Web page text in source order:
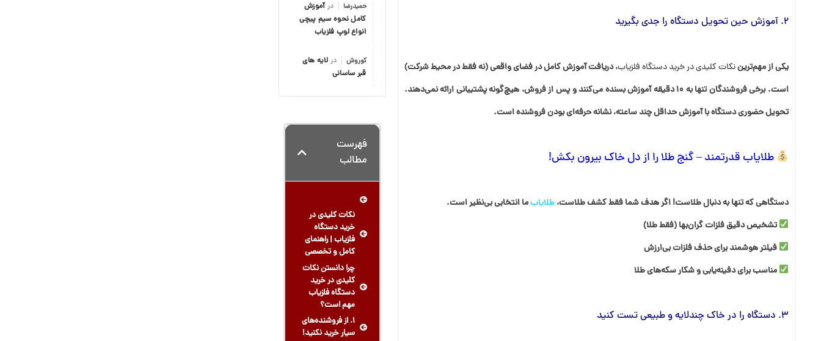
2. آموزش حین تحویل دستگاه را جدی بگیرید
یکی از مهم‌تریننکات کلیدی در خرید دستگاه فلزیاب، دریافت آموزش کامل در فضای واقعی (نه فقط در محیط شرکت)
است. برخی فروشندگان تنها به 10 دقیقه آموزش بسنده می‌کنند و پس از فروش، هیچ‌گونه پشتیبانی ارائه نمی‌دهند.
تحویل حضوری دستگاه با آموزش حداقل چند ساعته، نشانه حرفه‌ای بودن فروشنده است.
طلایاب قدرتمند – گنج طلا را از دل خاک بیرون بکش!
دستگاهی که تنها به دنبال طلاست! اگر هدف شما فقط کشف طلاست،طلایابما انتخابی بی‌نظیر است.
تشخیص دقیق فلزات گران‌بها (فقط طلا)
فیلتر هوشمند برای حذف فلزات بی‌ارزش
مناسب برای دفینه‌یابی و شکار سکه‌های طلا
3. دستگاه را در خاک چندلایه و طبیعی تست کنید
حمیدرضا در آموزش
کامل نحوه سیم پیچی
انواع لوپ فلزیاب
کوروش در لایه های
قبر ساسانی
فهرست
مطالب
نکات کلیدی در
خرید دستگاه
فلزیاب | راهنمای
کامل و تخصصی
چرا دانستن نکات
کلیدی در خرید
دستگاه فلزیاب
مهم است؟
1. از فروشنده‌های
سیار خرید نکنید!